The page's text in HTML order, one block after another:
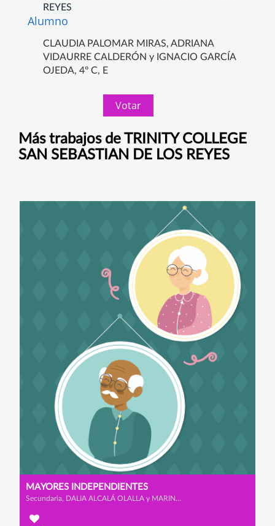
REYES
Alumno
CLAUDIA PALOMAR MIRAS, ADRIANA
VIDAURRE CALDERÓN y IGNACIO GARCÍA
OJEDA, 4º C, E
Votar
Más trabajos de TRINITY COLLEGE
SAN SEBASTIAN DE LOS REYES
MAYORES INDEPENDIENTES
Secundaria, DALIA ALCALÁ OLALLA y MARINA ALONSO FERNÁNDEZ